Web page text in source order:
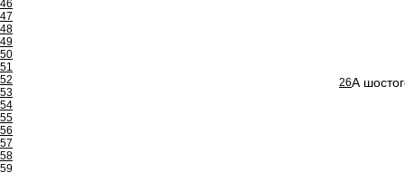
46
47
48
49
50
51
52
53
54
55
56
57
58
59
26А